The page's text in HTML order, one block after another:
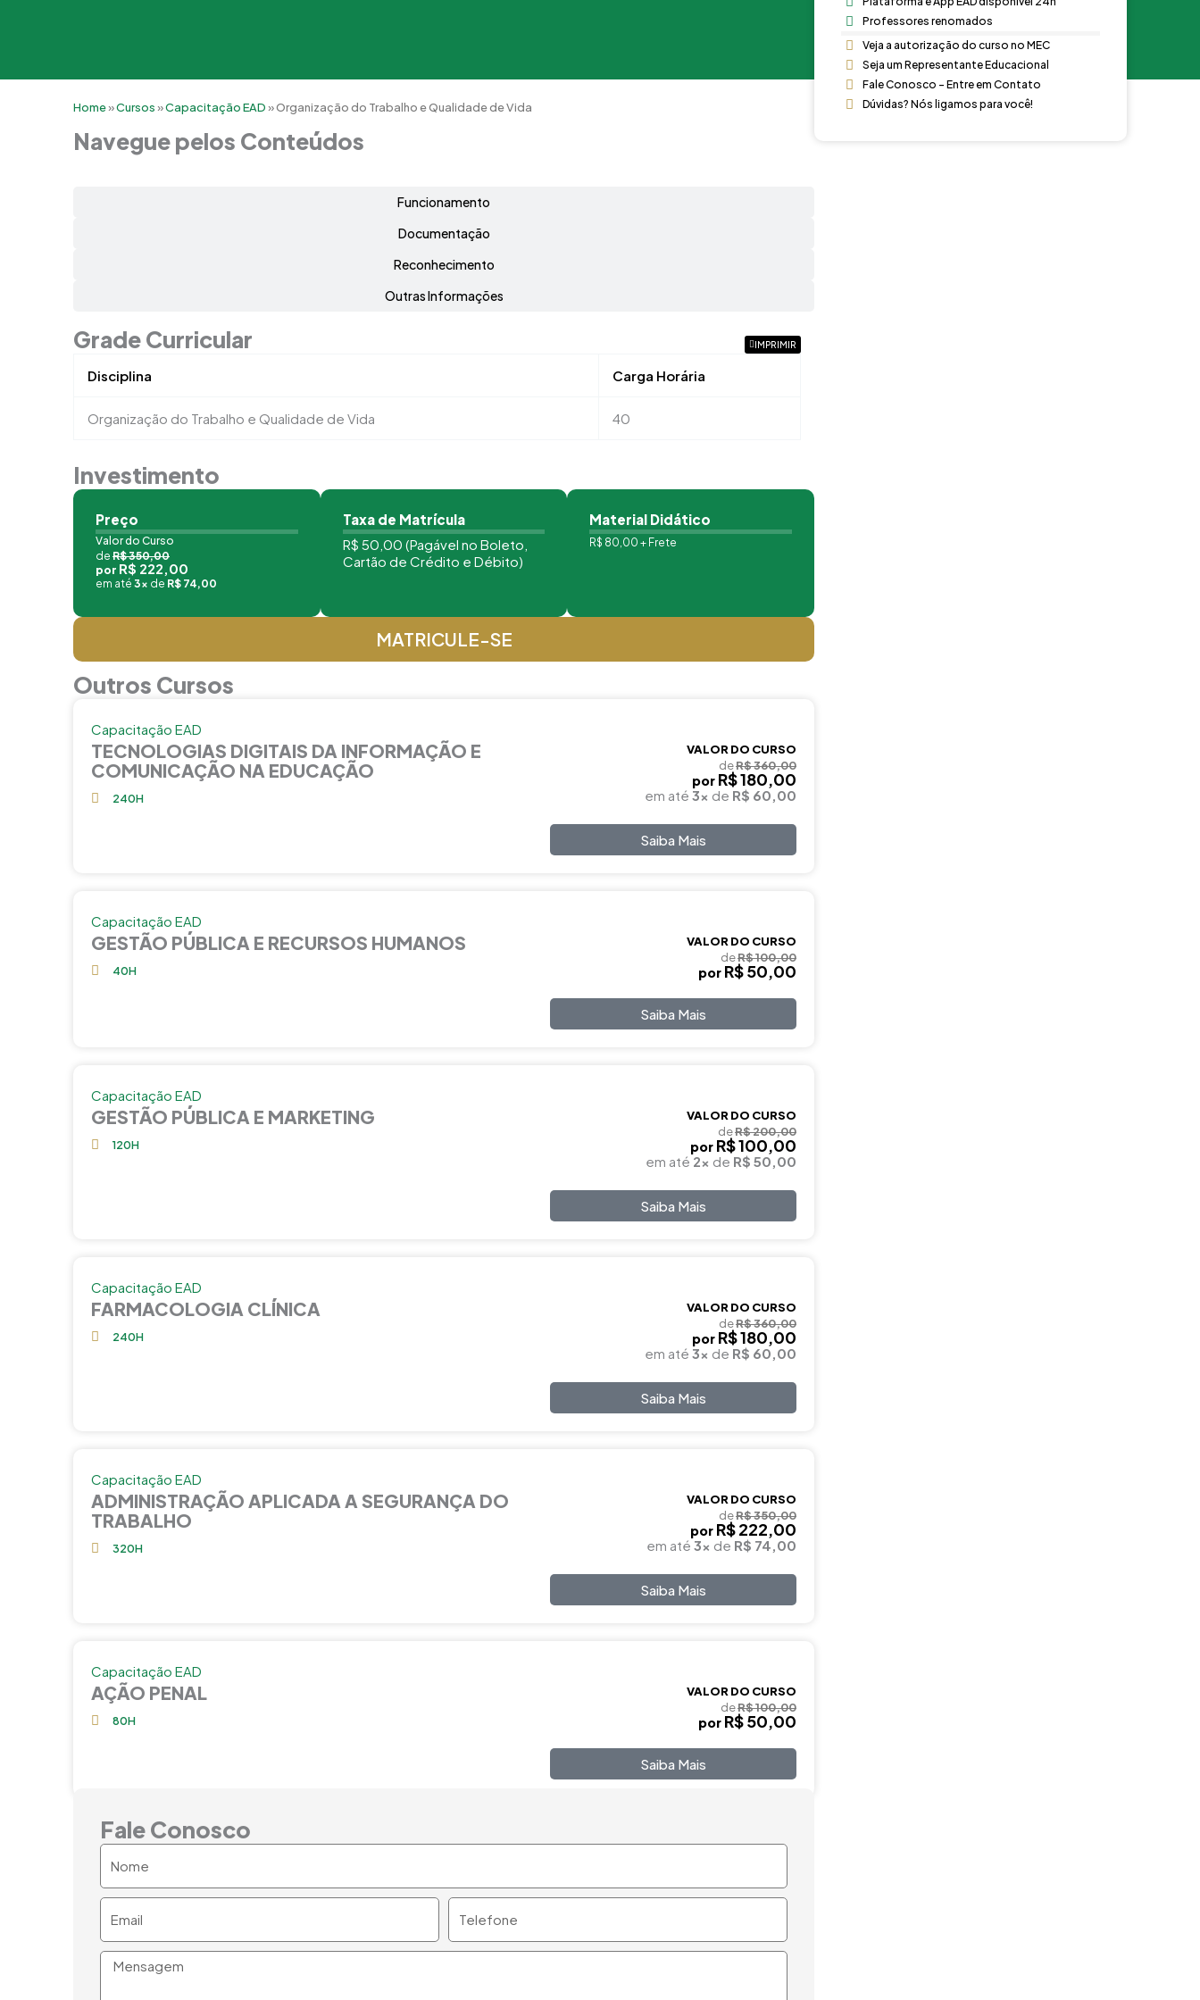
Home»Cursos»Capacitação EAD»Organização do Trabalho e Qualidade de Vida
Navegue pelos Conteúdos
Funcionamento
Documentação
Reconhecimento
Outras Informações
IMPRIMIR
Grade Curricular
Disciplina Carga Horária
Organização do Trabalho e Qualidade de Vida 40
Investimento
Preço
Valor do Curso
de R$ 350,00
por R$ 222,00
em até 3x de R$ 74,00
Taxa de Matrícula
R$ 50,00 (Pagável no Boleto,
Cartão de Crédito e Débito)
Material Didático
R$ 80,00 + Frete
MATRICULE-SE
Outros Cursos
Capacitação EAD
TECNOLOGIAS DIGITAIS DA INFORMAÇÃO E
COMUNICAÇÃO NA EDUCAÇÃO
240H
VALOR DO CURSO
deR$ 360,00
por R$ 180,00
em até 3x de R$ 60,00
Saiba Mais
Capacitação EAD
GESTÃO PÚBLICA E RECURSOS HUMANOS
40H
VALOR DO CURSO
deR$ 100,00
por R$ 50,00
Saiba Mais
Capacitação EAD
GESTÃO PÚBLICA E MARKETING
120H
VALOR DO CURSO
deR$ 200,00
por R$ 100,00
em até 2x de R$ 50,00
Saiba Mais
Capacitação EAD
FARMACOLOGIA CLÍNICA
240H
VALOR DO CURSO
deR$ 360,00
por R$ 180,00
em até 3x de R$ 60,00
Saiba Mais
Capacitação EAD
ADMINISTRAÇÃO APLICADA A SEGURANÇA DO
TRABALHO
320H
VALOR DO CURSO
deR$ 350,00
por R$ 222,00
em até 3x de R$ 74,00
Saiba Mais
Capacitação EAD
AÇÃO PENAL
80H
VALOR DO CURSO
deR$ 100,00
por R$ 50,00
Saiba Mais
Fale Conosco
Mensagem
Professores renomados
Veja a autorização do curso no MEC
Seja um Representante Educacional
Fale Conosco - Entre em Contato
Dúvidas? Nós ligamos para você!